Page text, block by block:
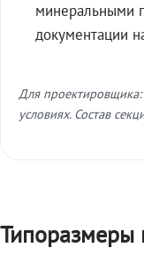
минеральными
документации
Для
условиях. Состав
Типоразмеры